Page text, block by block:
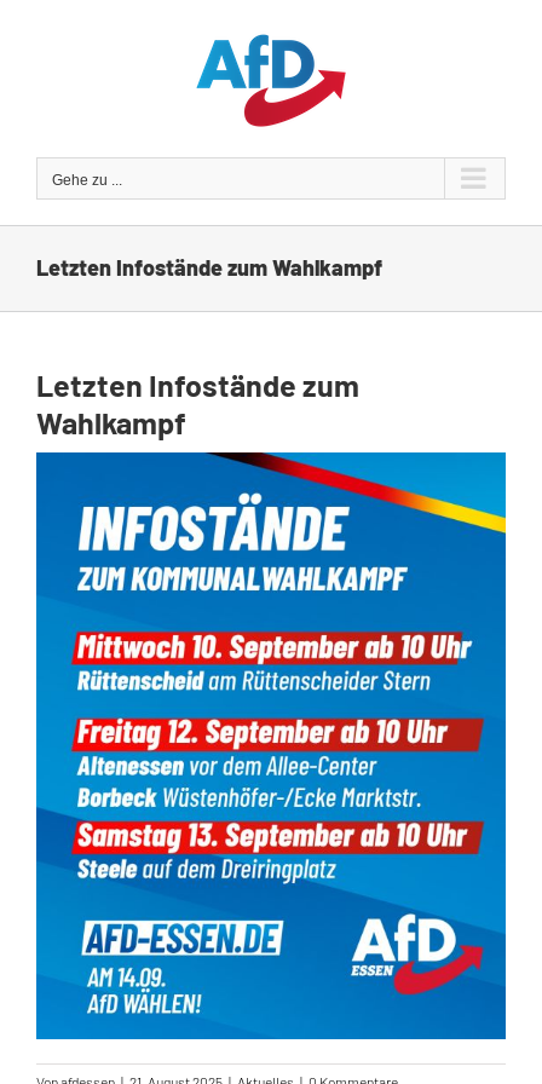
Gehe zu ...
Letzten Infostände zum Wahlkampf
Letzten Infostände zum
Wahlkampf